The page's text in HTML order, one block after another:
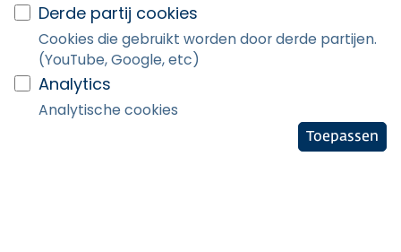
Derde partij cookies
Cookies die gebruikt worden door derde partijen.
(YouTube, Google, etc)
Analytics
Analytische cookies
Toepassen